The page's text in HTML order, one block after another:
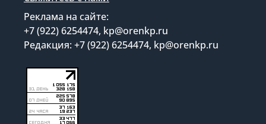
Свяжитесь с нами
Реклама на сайте:
+7 (922) 6254474, kp@orenkp.ru
Редакция: +7 (922) 6254474, kp@orenkp.ru